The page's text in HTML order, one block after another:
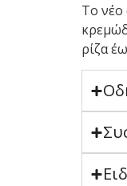
Το νέο
ρίζα